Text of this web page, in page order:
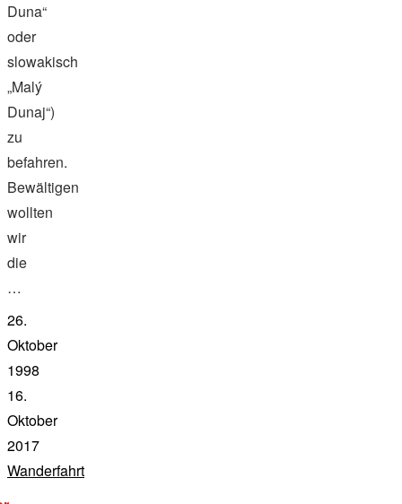
Duna“
oder
slowakisch
„Malý
Dunaj“)
zu
befahren.
Bewältigen
wollten
wir
die
…
26.
Oktober
1998
16.
Oktober
2017
Wanderfahrt